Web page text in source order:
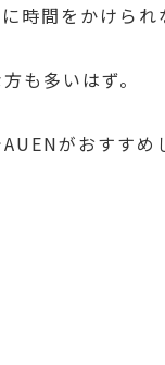
時間をかけられ
も多いはず。
がおすすめ